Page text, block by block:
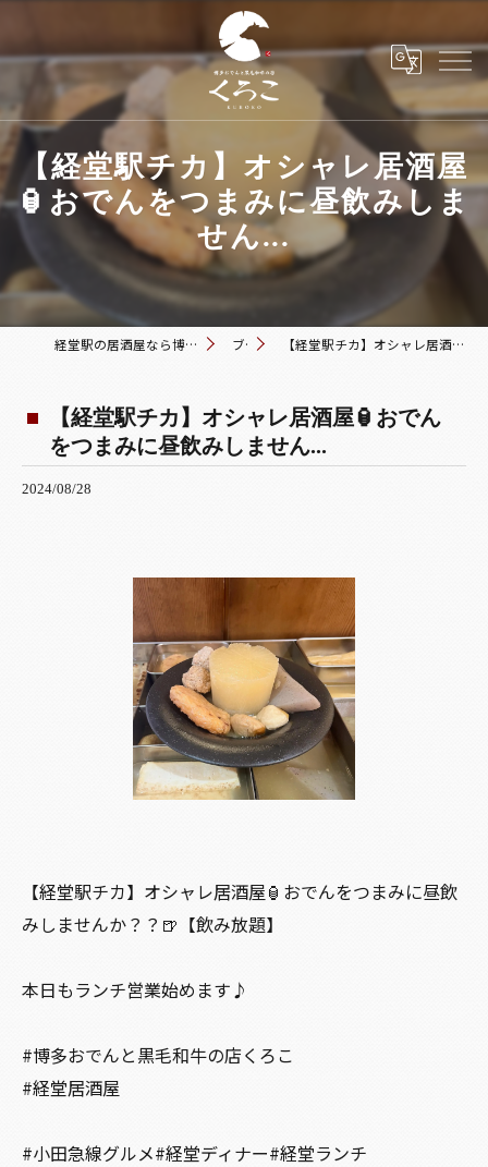
【経堂駅チカ】オシャレ居酒屋
🏮おでんをつまみに昼飲みしま
せん...
経堂駅の居酒屋なら博多おでんと黒毛和牛の店 くろこ ブログ 【経堂駅チカ】オシャレ居酒屋🏮おでんをつまみに昼飲みしません...
【経堂駅チカ】オシャレ居酒屋🏮おでん
をつまみに昼飲みしません...
2024/08/28
【経堂駅チカ】オシャレ居酒屋🏮おでんをつまみに昼飲
みしませんか？？🍺【飲み放題】
本日もランチ営業始めます♪
#博多おでんと黒毛和牛の店くろこ
#経堂居酒屋
#小田急線グルメ#経堂ディナー#経堂ランチ